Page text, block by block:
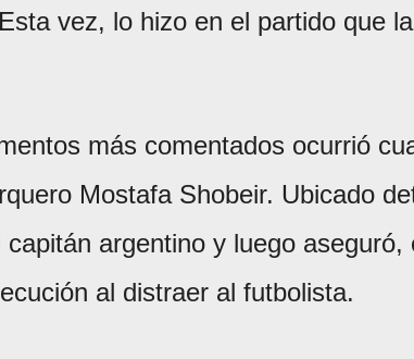
vez, lo hizo en el partido que
más comentados ocurrió
Mostafa Shobeir. Ubicado
capitán argentino y luego
al distraer al futbolista.